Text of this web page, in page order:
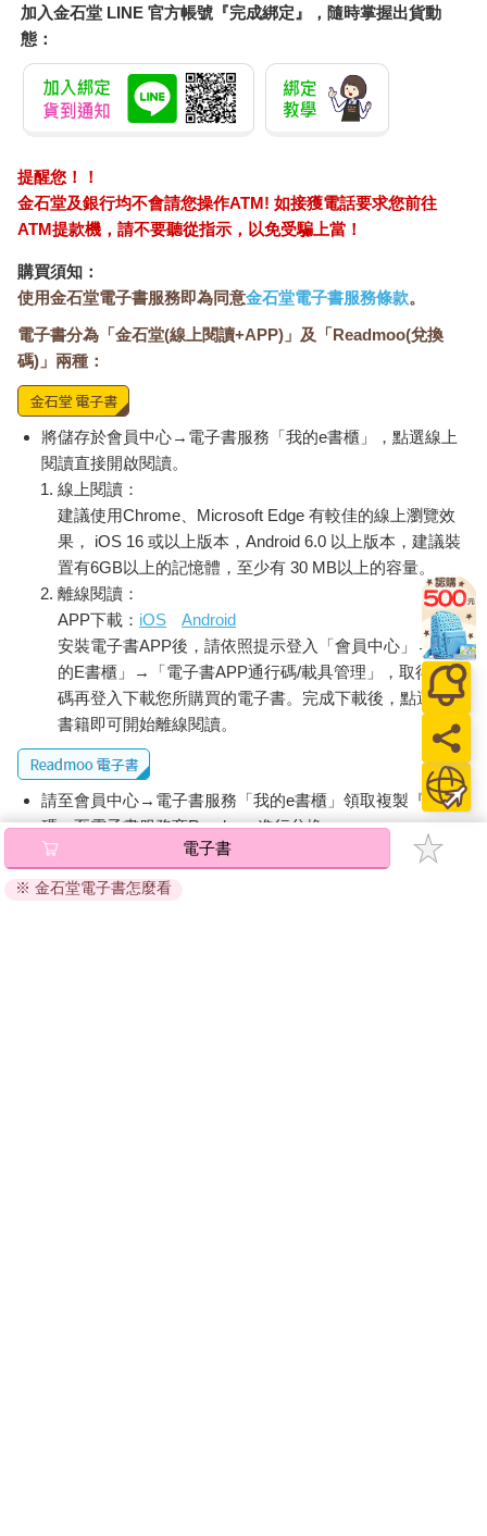
加入金石堂 LINE 官方帳號『完成綁定』，隨時掌握出貨動
態：
提醒您！！
金石堂及銀行均不會請您操作ATM! 如接獲電話要求您前往
ATM提款機，請不要聽從指示，以免受騙上當！
購買須知：
使用金石堂電子書服務即為同意金石堂電子書服務條款。
電子書分為「金石堂(線上閱讀+APP)」及「Readmoo(兌換
碼)」兩種：
將儲存於會員中心→電子書服務「我的e書櫃」，點選線上
閱讀直接開啟閱讀。
線上閱讀：
建議使用Chrome、Microsoft Edge 有較佳的線上瀏覽效
果， iOS 16 或以上版本，Android 6.0 以上版本，建議裝
置有6GB以上的記憶體，至少有 30 MB以上的容量。
離線閱讀：
APP下載： iOS
Android
安裝電子書APP後，請依照提示登入「會員中心」→「我
的E書櫃」→「電子書APP通行碼/載具管理」，取得通行
碼再登入下載您所購買的電子書。完成下載後，點選任一
書籍即可開始離線閱讀。
請至會員中心→電子書服務「我的e書櫃」領取複製『兌換
碼』至電子書服務商Readmoo進行兌換。
退換貨須知：
因版權保護，您在金石堂所購買的電子書僅能以金石堂專屬
電子書
※ 金石堂電子書怎麼看